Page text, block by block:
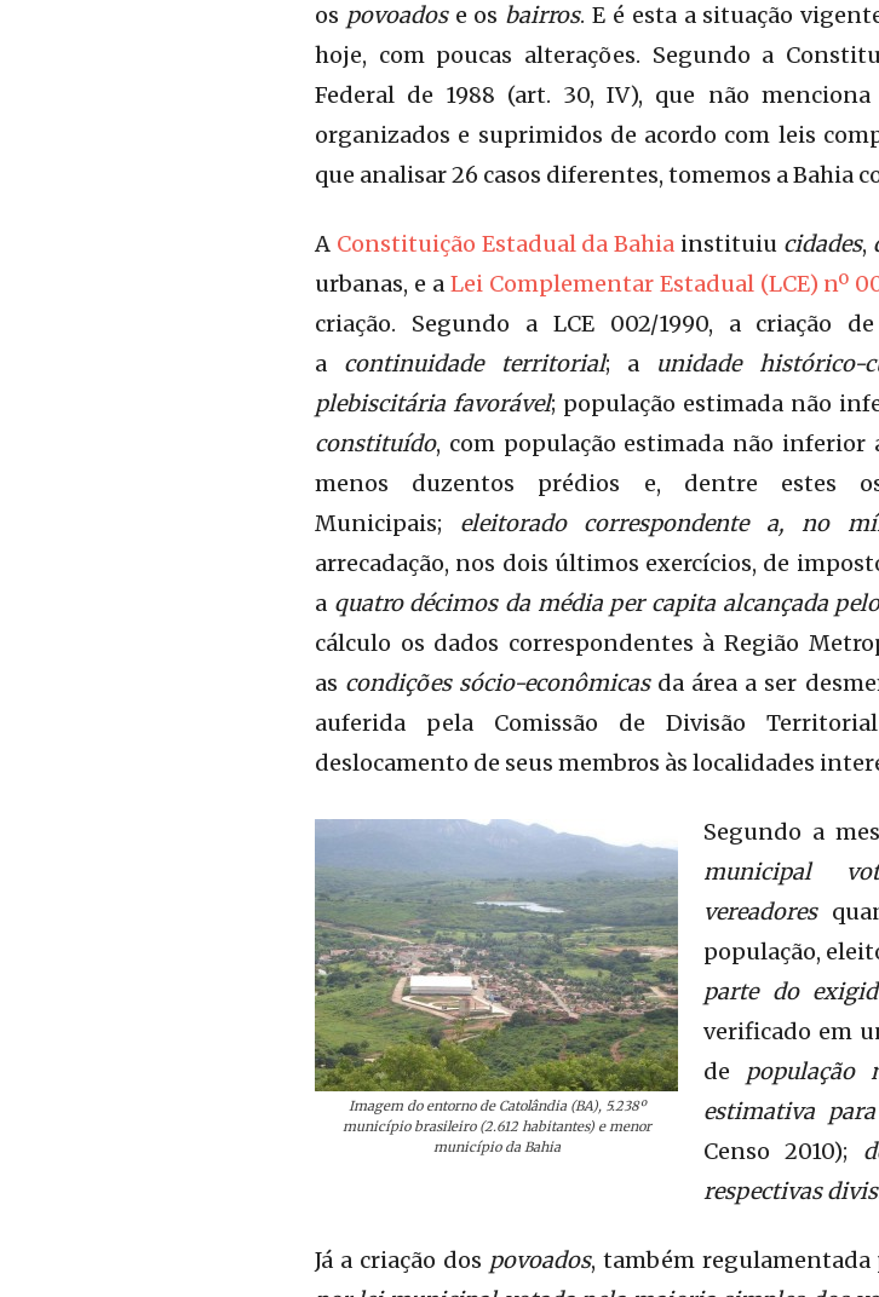
os povoadose os bairros. E é esta a situação
hoje, com poucas alterações. Segundo a
Federal de 1988 (art. 30, IV), que não
organizados e suprimidos de acordo com leis
que analisar 26 casos diferentes, tomemos a Bahia
A Constituição Estadual da Bahia instituiu cidades,
urbanas, e a Lei Complementar Estadual (LCE) nº
criação. Segundo a LCE 002/1990, a criação
a continuidade territorial; a unidade
plebiscitária favorável; população estimada não
constituído, com população estimada não
menos duzentos prédios e, dentre estes
Municipais; eleitorado correspondente a, no
arrecadação, nos dois últimos exercícios, de
a quatro décimos da média per capita alcançada
cálculo os dados correspondentes à Região
as condições sócio-econômicas da área a ser
auferida pela Comissão de Divisão
deslocamento de seus membros às localidades
Imagem do entorno de Catolândia (BA), 5.238º
município brasileiro (2.612 habitantes) e menor
município da Bahia
Segundo a
municipal
vereadores
população,
parte do
verificado em
de
estimativa
Censo 2010);
respectivas
Já a criação dos povoados, também regulamentada